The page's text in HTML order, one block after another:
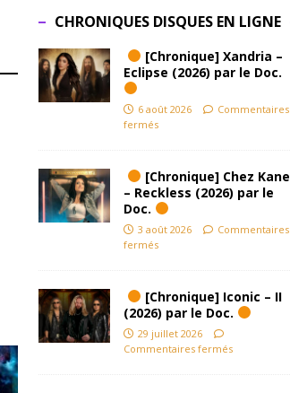
CHRONIQUES DISQUES EN LIGNE
[Chronique] Xandria –
Eclipse (2026) par le Doc.
6 août 2026
Commentaires
fermés
[Chronique] Chez Kane
– Reckless (2026) par le
Doc.
3 août 2026
Commentaires
fermés
[Chronique] Iconic – II
(2026) par le Doc.
29 juillet 2026
Commentaires fermés